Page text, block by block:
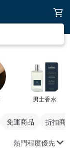
男士香水
免運商品 折扣商
熱門程度優先